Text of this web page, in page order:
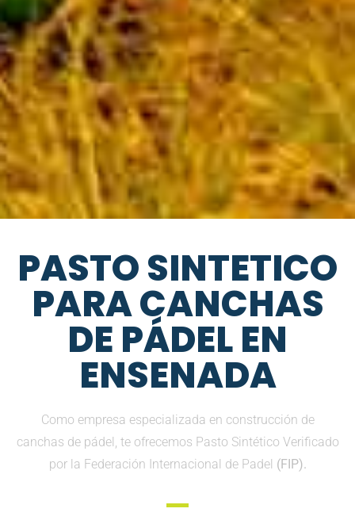
PASTO SINTETICO
PARA CANCHAS
DE PÁDEL EN
ENSENADA
Como empresa especializada en construcción de
canchas de pádel, te ofrecemos Pasto Sintético Verificado
por la Federación Internacional de Padel (FIP).